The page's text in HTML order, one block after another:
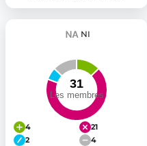
NI
4
21
2
4